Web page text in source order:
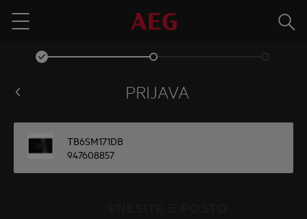
Menu
Išči
PRIJAVA
TB6SM171DB
947608857